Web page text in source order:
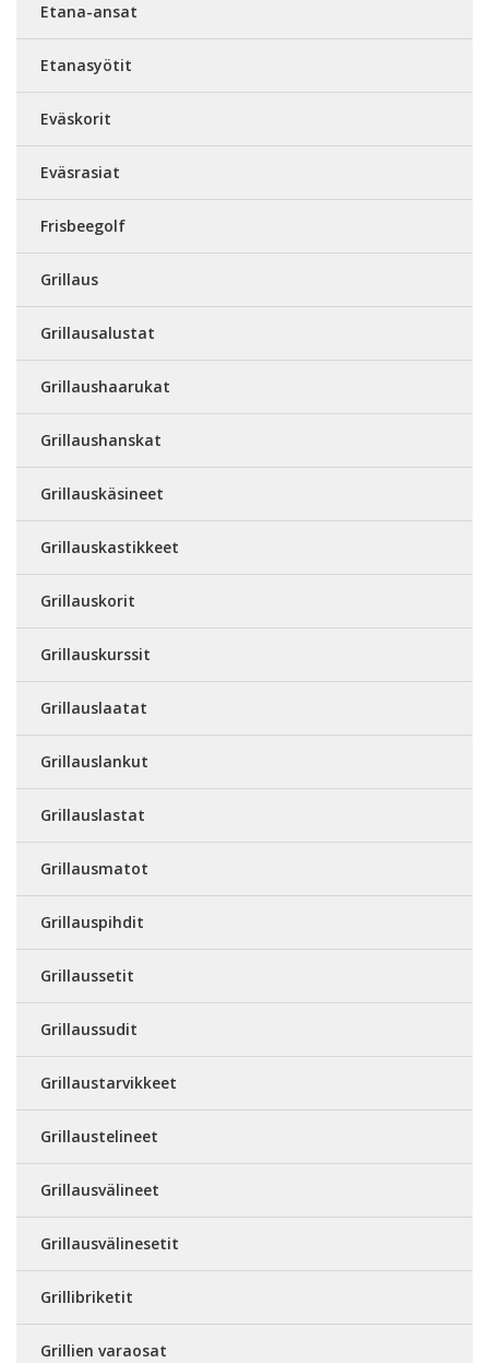
Etana-ansat
Etanasyötit
Eväskorit
Eväsrasiat
Frisbeegolf
Grillaus
Grillausalustat
Grillaushaarukat
Grillaushanskat
Grillauskäsineet
Grillauskastikkeet
Grillauskorit
Grillauskurssit
Grillauslaatat
Grillauslankut
Grillauslastat
Grillausmatot
Grillauspihdit
Grillaussetit
Grillaussudit
Grillaustarvikkeet
Grillaustelineet
Grillausvälineet
Grillausvälinesetit
Grillibriketit
Grillien varaosat